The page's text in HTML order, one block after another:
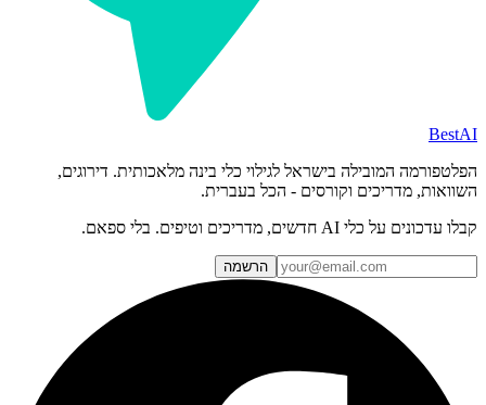
BestAI
הפלטפורמה המובילה בישראל לגילוי כלי בינה מלאכותית. דירוגים,
השוואות, מדריכים וקורסים - הכל בעברית.
קבלו עדכונים על כלי AI חדשים, מדריכים וטיפים. בלי ספאם.
הרשמה